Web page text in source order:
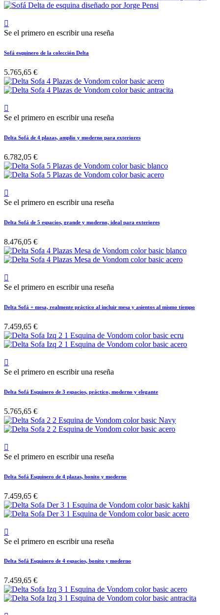

Se el primero en escribir una reseña
Sofá esquinero de la colección Delta
5.765,65 €

Se el primero en escribir una reseña
Delta Sofá de 4 plazas, amplio y moderno para exteriores
6.782,05 €

Se el primero en escribir una reseña
Delta Sofá de 5 espacios, grande y moderno, ideal para exteriores
8.476,05 €

Se el primero en escribir una reseña
Delta Sofá + mesa, realmente práctico al incluir mesa y asientos al mismo tiempo
7.459,65 €

Se el primero en escribir una reseña
Delta Sofá Esquinero de 3 espacios, práctico, moderno y elegante
5.765,65 €

Se el primero en escribir una reseña
Delta Sofá Esquinero de 4 plazas, bonito y moderno
7.459,65 €

Se el primero en escribir una reseña
Delta Sofá Esquinero de 4 espacios, bonito y moderno
7.459,65 €